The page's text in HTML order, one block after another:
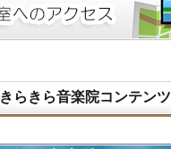
きらきら音楽院コンテンツ